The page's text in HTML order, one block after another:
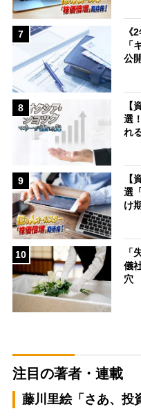
7
《
「
公
8
【
選
れ
9
【
選
け
10
「
儀
穴
注目の著者・連載
藤川里絵「さあ、投